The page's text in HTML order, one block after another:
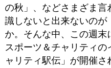
の秋」、などさまざま
識しないと出来ないのが
か。そんな中、この週末
スポーツ＆チャリティ
ャリティ駅伝」が開催